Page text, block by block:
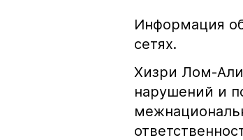
Информация
сетях.
Хизри Лом-
нарушений и